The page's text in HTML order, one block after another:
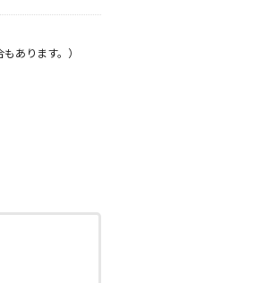
あります。）